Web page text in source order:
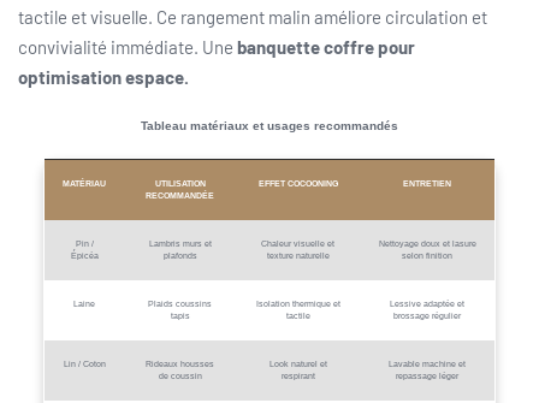
tactile et visuelle. Ce rangement malin améliore circulation et
convivialité immédiate. Une banquette coffre pour
optimisation espace.
Tableau matériaux et usages recommandés
MATÉRIAU
UTILISATION
RECOMMANDÉE
EFFET COCOONING ENTRETIEN
Pin /
Épicéa
Lambris murs et
plafonds
Chaleur visuelle et
texture naturelle
Nettoyage doux et lasure
selon finition
Laine
Plaids coussins
tapis
Isolation thermique et
tactile
Lessive adaptée et
brossage régulier
Lin / Coton
Rideaux housses
de coussin
Look naturel et
respirant
Lavable machine et
repassage léger